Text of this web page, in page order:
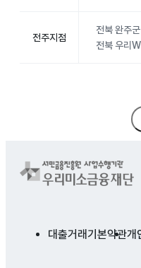
전주지점
전북 완주
전북 우리
대출거래기본약관개